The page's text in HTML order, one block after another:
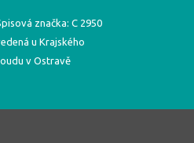
značka: C 2950
u Krajského
v Ostravě